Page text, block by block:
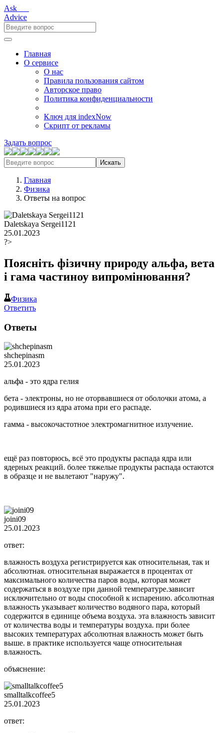
Ask___
Advice
Главная
О сервисе
О нас
Правила пользования сайтом
Авторское право
Политика конфиденциальности
Ключ для indexNow
Скрипт от рекламы
Задать вопрос
Искать
Главная
Физика
Ответы на вопрос
Daletskaya Sergei1121
25.01.2023
?>
Поясніть фізичну природу альфа, вета
і гама частиноу випромінювання?
Физика
Ответить
Ответы
shchepinasm
25.01.2023
альфа - это ядра гелия
бета - электроны, но не оторвавшиеся от оболочки атома, а
родившиеся из ядра атома при его распаде.
гамма - высокочастотное электромагнитное излучение.
ещё раз повторюсь, всё это продукты распада ядра или
ядерных реакций. более тяжелые продукты распада остаются
в образце и не вылетают "наружу".
joini09
25.01.2023
ответ:
влажность воздуха регистрируется как относительная, так и
абсолютная. относительная выражается в процентах от
максимального количества паров воды, которая может
содержаться в воздухе при данной температуре.зависит
исключительно от воды способной к испарению. абсолютная
влажность указывает количество водяного пара, который
содержится в единице объема воздуха. эта влажность зависит
от количества воды и температуры воздуха. при более
высоких температурах абсолютная влажность может быть
выше. в практике используется чаще относительная
влажность.
объяснение:
smalltalkcoffee5
25.01.2023
ответ: